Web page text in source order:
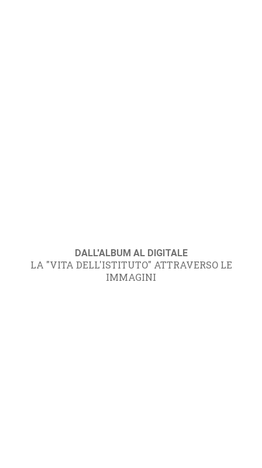
DALL'ALBUM AL DIGITALE
LA "VITA DELL'ISTITUTO" ATTRAVERSO LE
IMMAGINI